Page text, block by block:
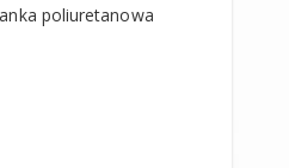
poliuretanowa